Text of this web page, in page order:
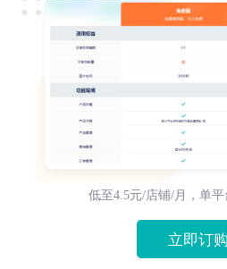
低至4.5元/店铺/月，单
立即订购